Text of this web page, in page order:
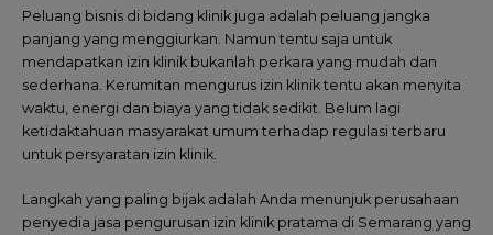
Peluang bisnis di bidang klinik juga adalah peluang jangka
panjang yang menggiurkan. Namun tentu saja untuk
mendapatkan izin klinik bukanlah perkara yang mudah dan
sederhana. Kerumitan mengurus izin klinik tentu akan menyita
waktu, energi dan biaya yang tidak sedikit. Belum lagi
ketidaktahuan masyarakat umum terhadap regulasi terbaru
untuk persyaratan izin klinik.
Langkah yang paling bijak adalah Anda menunjuk perusahaan
penyedia jasa pengurusan izin klinik pratama di Semarang yang